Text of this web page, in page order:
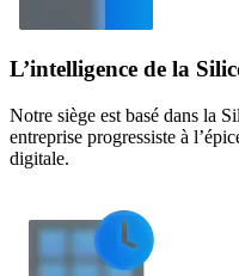
L’intelligence de la
Notre siège est basé dans la
entreprise progressiste à
digitale.